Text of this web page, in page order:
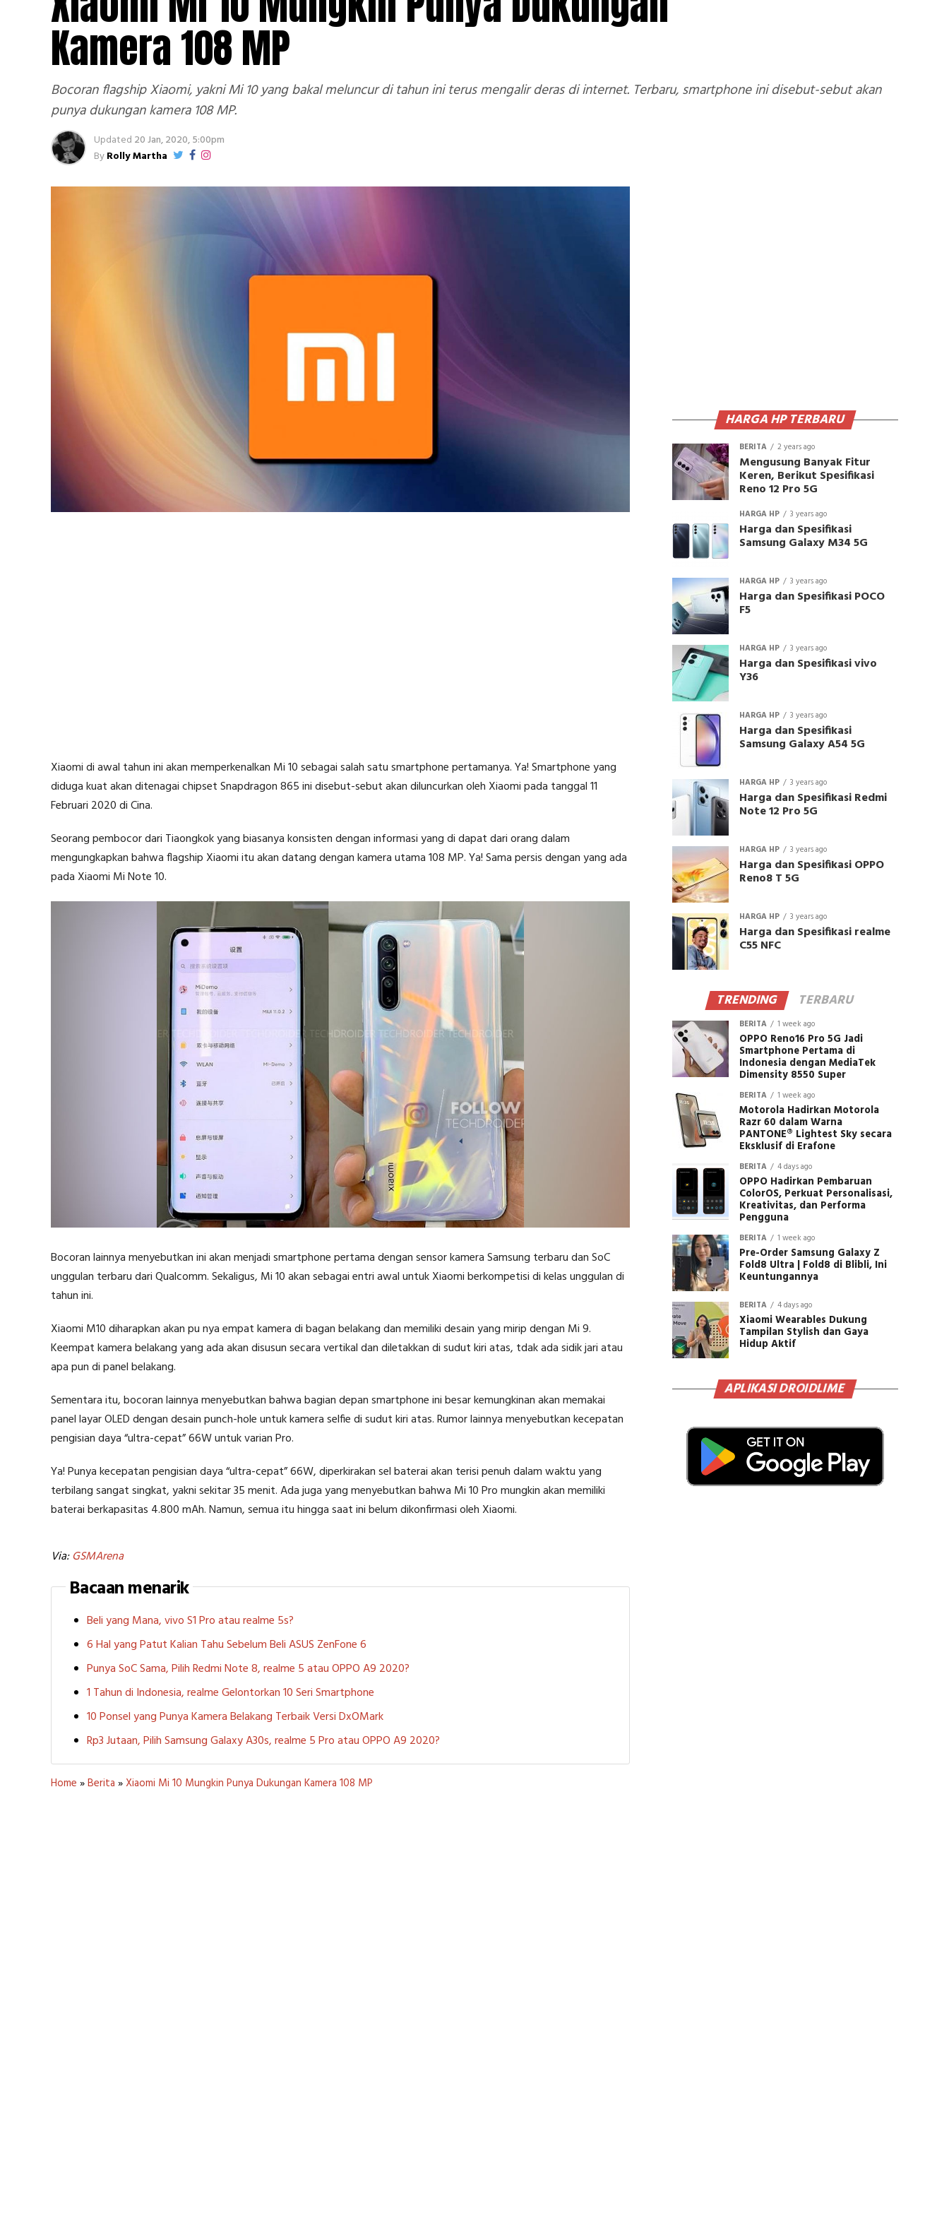
Kamera 108 MP
Bocoran flagship Xiaomi, yakni Mi 10 yang bakal meluncur di tahun ini terus mengalir deras di internet. Terbaru, smartphone ini disebut-sebut akan
punya dukungan kamera 108 MP.
Updated 20 Jan, 2020, 5:00pm
ByRolly Martha
Xiaomi di awal tahun ini akan memperkenalkan Mi 10 sebagai salah satu smartphone pertamanya. Ya! Smartphone yang
diduga kuat akan ditenagai chipset Snapdragon 865 ini disebut-sebut akan diluncurkan oleh Xiaomi pada tanggal 11
Februari 2020 di Cina.
Seorang pembocor dari Tiaongkok yang biasanya konsisten dengan informasi yang di dapat dari orang dalam
mengungkapkan bahwa flagship Xiaomi itu akan datang dengan kamera utama 108 MP. Ya! Sama persis dengan yang ada
pada Xiaomi Mi Note 10.
Bocoran lainnya menyebutkan ini akan menjadi smartphone pertama dengan sensor kamera Samsung terbaru dan SoC
unggulan terbaru dari Qualcomm. Sekaligus, Mi 10 akan sebagai entri awal untuk Xiaomi berkompetisi di kelas unggulan di
tahun ini.
Xiaomi M10 diharapkan akan pu nya empat kamera di bagan belakang dan memiliki desain yang mirip dengan Mi 9.
Keempat kamera belakang yang ada akan disusun secara vertikal dan diletakkan di sudut kiri atas, tdak ada sidik jari atau
apa pun di panel belakang.
Sementara itu, bocoran lainnya menyebutkan bahwa bagian depan smartphone ini besar kemungkinan akan memakai
panel layar OLED dengan desain punch-hole untuk kamera selfie di sudut kiri atas. Rumor lainnya menyebutkan kecepatan
pengisian daya “ultra-cepat” 66W untuk varian Pro.
Ya! Punya kecepatan pengisian daya “ultra-cepat” 66W, diperkirakan sel baterai akan terisi penuh dalam waktu yang
terbilang sangat singkat, yakni sekitar 35 menit. Ada juga yang menyebutkan bahwa Mi 10 Pro mungkin akan memiliki
baterai berkapasitas 4.800 mAh. Namun, semua itu hingga saat ini belum dikonfirmasi oleh Xiaomi.
Via:GSMArena
Bacaan menarik
Beli yang Mana, vivo S1 Pro atau realme 5s?
6 Hal yang Patut Kalian Tahu Sebelum Beli ASUS ZenFone 6
Punya SoC Sama, Pilih Redmi Note 8, realme 5 atau OPPO A9 2020?
1 Tahun di Indonesia, realme Gelontorkan 10 Seri Smartphone
10 Ponsel yang Punya Kamera Belakang Terbaik Versi DxOMark
Rp3 Jutaan, Pilih Samsung Galaxy A30s, realme 5 Pro atau OPPO A9 2020?
Home »Berita »Xiaomi Mi 10 Mungkin Punya Dukungan Kamera 108 MP
HARGA HP TERBARU
BERITA 2 years ago
Mengusung Banyak Fitur
Keren, Berikut Spesifikasi
Reno 12 Pro 5G
HARGA HP 3 years ago
Harga dan Spesifikasi
Samsung Galaxy M34 5G
HARGA HP 3 years ago
Harga dan Spesifikasi POCO
F5
HARGA HP 3 years ago
Harga dan Spesifikasi vivo
Y36
HARGA HP 3 years ago
Harga dan Spesifikasi
Samsung Galaxy A54 5G
HARGA HP 3 years ago
Harga dan Spesifikasi Redmi
Note 12 Pro 5G
HARGA HP 3 years ago
Harga dan Spesifikasi OPPO
Reno8 T 5G
HARGA HP 3 years ago
Harga dan Spesifikasi realme
C55 NFC
TRENDING TERBARU
BERITA 1 week ago
OPPO Reno16 Pro 5G Jadi
Smartphone Pertama di
Indonesia dengan MediaTek
Dimensity 8550 Super
BERITA 1 week ago
Motorola Hadirkan Motorola
Razr 60 dalam Warna
PANTONE® Lightest Sky secara
Eksklusif di Erafone
BERITA 4 days ago
OPPO Hadirkan Pembaruan
ColorOS, Perkuat Personalisasi,
Kreativitas, dan Performa
Pengguna
BERITA 1 week ago
Pre-Order Samsung Galaxy Z
Fold8 Ultra | Fold8 di Blibli, Ini
Keuntungannya
BERITA 4 days ago
Xiaomi Wearables Dukung
Tampilan Stylish dan Gaya
Hidup Aktif
APLIKASI DROIDLIME